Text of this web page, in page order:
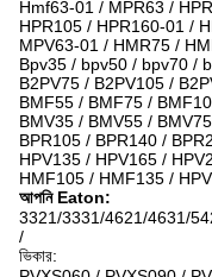
Hmf63-01 / MPR63 /
HPR105 / HPR160-01 /
MPV63-01 / HMR75 /
Bpv35 / bpv50 / bpv70 /
B2PV75 / B2PV105 /
BMF55 / BMF75 /
BMV35 / BMV55 /
BPR105 / BPR140 /
HPV135 / HPV165 /
HMF105 / HMF135 /
আপনি Eaton:
3321/3331/4621/4631/
/
ভিকার: